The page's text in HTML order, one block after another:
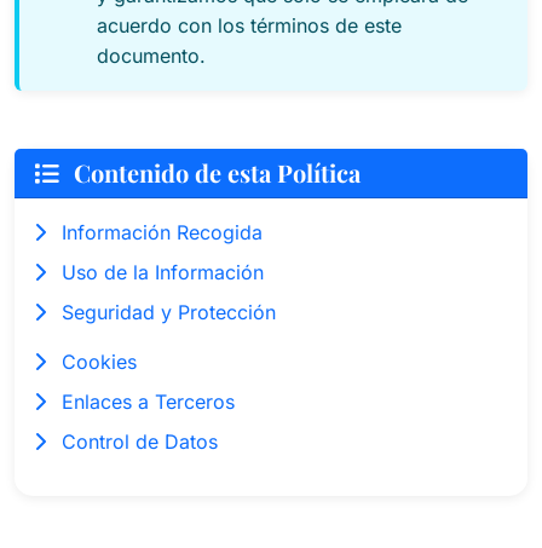
acuerdo con los términos de este
documento.
Contenido de esta Política
Información Recogida
Uso de la Información
Seguridad y Protección
Cookies
Enlaces a Terceros
Control de Datos